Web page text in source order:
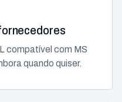
compatível com MS
quando quiser.